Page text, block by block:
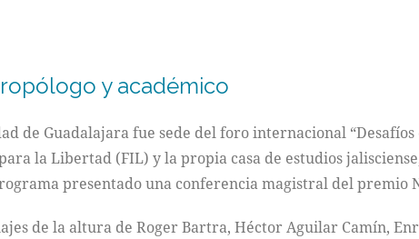
y académico
de Guadalajara fue sede del foro internacional
la Libertad (FIL) y la propia casa de estudios
presentado una conferencia magistral del premio
de la altura de Roger Bartra, Héctor Aguilar Camín,